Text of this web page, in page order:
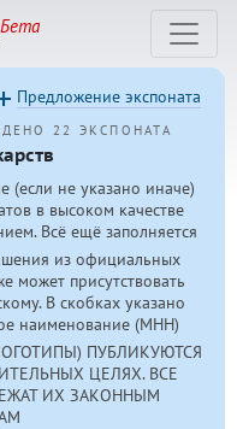
Бета
22 ЭКСПОНАТА
(если не указано иначе)
в высоком качестве
Всё ещё заполняется
из официальных
может присутствовать
В скобках указано
наименование (МНН)
ПУБЛИКУЮТСЯ
ЦЕЛЯХ. ВСЕ
ИХ ЗАКОННЫМ
Предложение экспоната